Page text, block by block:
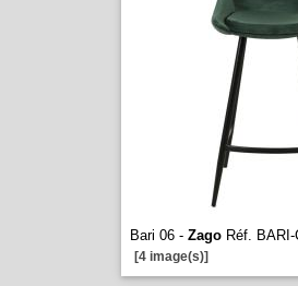
Bari 06 - ZagoRéf. BARI-
[4 image(s)]